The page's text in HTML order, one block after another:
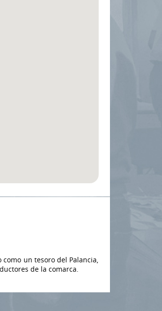
un tesoro del Palancia,
de la comarca.